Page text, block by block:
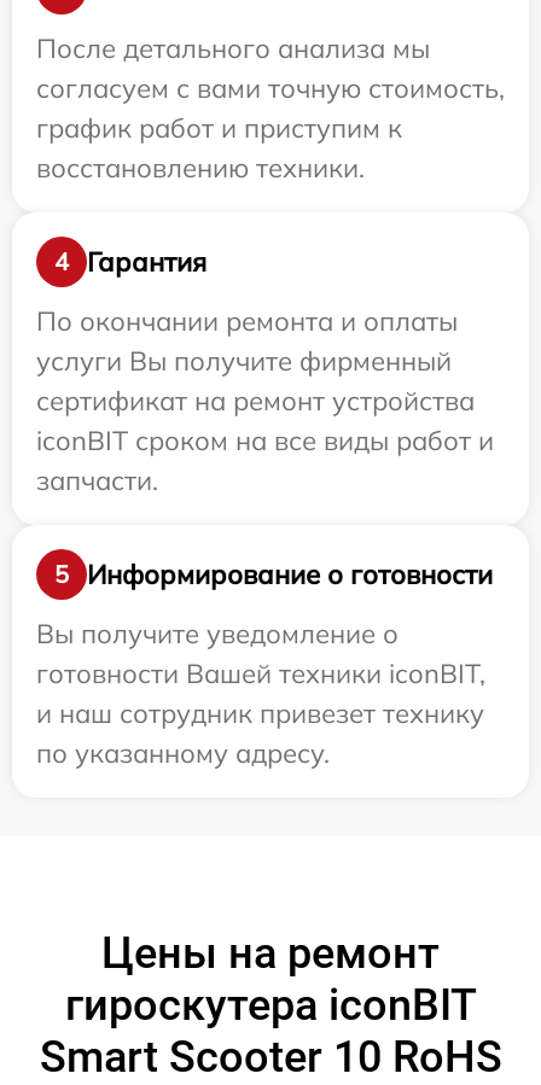
После детального анализа мы
согласуем с вами точную стоимость,
график работ и приступим к
восстановлению техники.
4
Гарантия
По окончании ремонта и оплаты
услуги Вы получите фирменный
сертификат на ремонт устройства
iconBIT сроком на все виды работ и
запчасти.
5
Информирование о готовности
Вы получите уведомление о
готовности Вашей техники iconBIT,
и наш сотрудник привезет технику
по указанному адресу.
Цены на ремонт
гироскутера iconBIT
Smart Scooter 10 RoHS